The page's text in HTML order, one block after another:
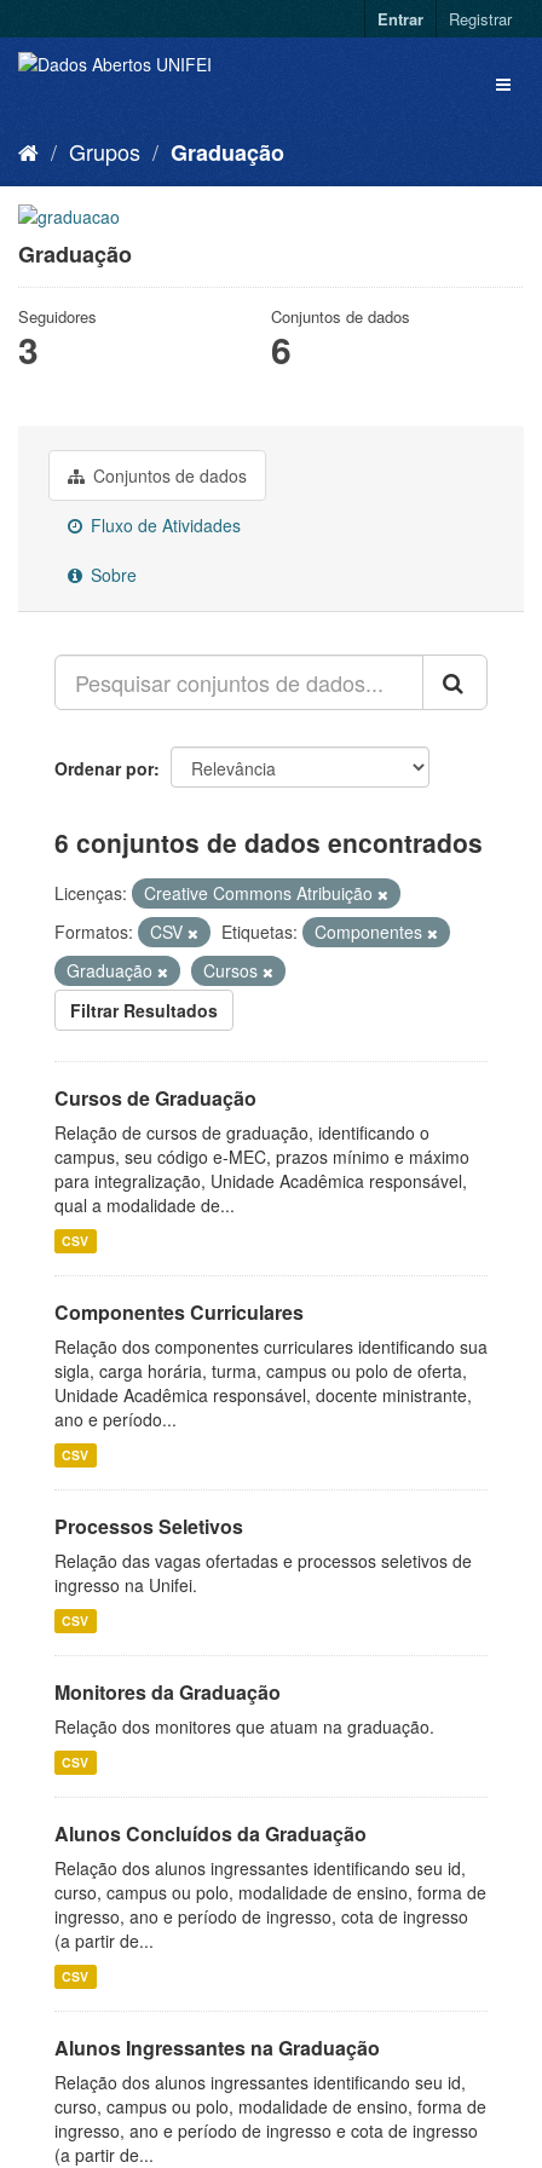
Entrar Registrar
Grupos Graduação
Graduação
Seguidores
3
Conjuntos de dados
6
Conjuntos de dados
Fluxo de Atividades
Sobre
Ordenar por
6 conjuntos de dados encontrados
Licenças:
Creative Commons Atribuição
Formatos:
CSV Etiquetas:
Componentes
Graduação
Cursos
Filtrar Resultados
Cursos de Graduação
Relação de cursos de graduação, identificando o
campus, seu código e-MEC, prazos mínimo e máximo
para integralização, Unidade Acadêmica responsável,
qual a modalidade de...
CSV
Componentes Curriculares
Relação dos componentes curriculares identificando sua
sigla, carga horária, turma, campus ou polo de oferta,
Unidade Acadêmica responsável, docente ministrante,
ano e período...
CSV
Processos Seletivos
Relação das vagas ofertadas e processos seletivos de
ingresso na Unifei.
CSV
Monitores da Graduação
Relação dos monitores que atuam na graduação.
CSV
Alunos Concluídos da Graduação
Relação dos alunos ingressantes identificando seu id,
curso, campus ou polo, modalidade de ensino, forma de
ingresso, ano e período de ingresso, cota de ingresso
(a partir de...
CSV
Alunos Ingressantes na Graduação
Relação dos alunos ingressantes identificando seu id,
curso, campus ou polo, modalidade de ensino, forma de
ingresso, ano e período de ingresso e cota de ingresso
(a partir de...